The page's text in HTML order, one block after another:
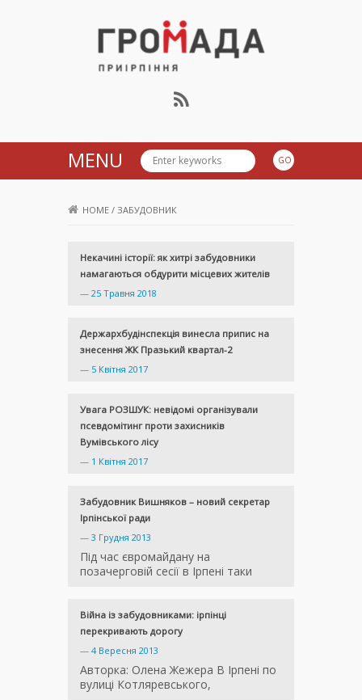
Громада Приірпіння
MENU
HOME / ЗАБУДОВНИК
Некачині історії: як хитрі забудовники
намагаються обдурити місцевих жителів
— 25 Травня 2018
Держархбудінспекція винесла припис на
знесення ЖК Празький квартал-2
— 5 Квітня 2017
Увага РОЗШУК: невідомі організували
псевдомітинг проти захисників
Вумівського лісу
— 1 Квітня 2017
Забудовник Вишняков – новий секретар
Ірпінської ради
— 3 Грудня 2013
Під час євромайдану на
позачерговій сесії в Ірпені таки
Війна із забудовниками: ірпінці
перекривають дорогу
— 4 Вересня 2013
Авторка: Олена Жежера В Ірпені по
вулиці Котляревського,